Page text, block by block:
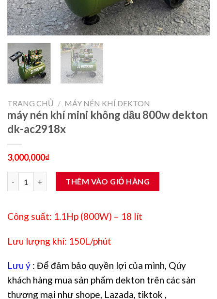
TRANG CHỦ / MÁY NÉN KHÍ DEKTON
máy nén khí mini không dầu 800w dekton
dk-ac2918x
3,000,000₫
máy nén khí mini không dầu 800w dekton dk-ac2918x số lượng
THÊM VÀO GIỎ HÀNG
Công suất: 1.1Hp (800W) – 18 lít
Lưu lượng khí: 150L/phút
Lưu ý : Để đảm bảo quyền lợi của mình, Qúy
khách hàng mua sản phẩm dekton trên các sàn
thương mại như shope, Lazada, tiktok ,